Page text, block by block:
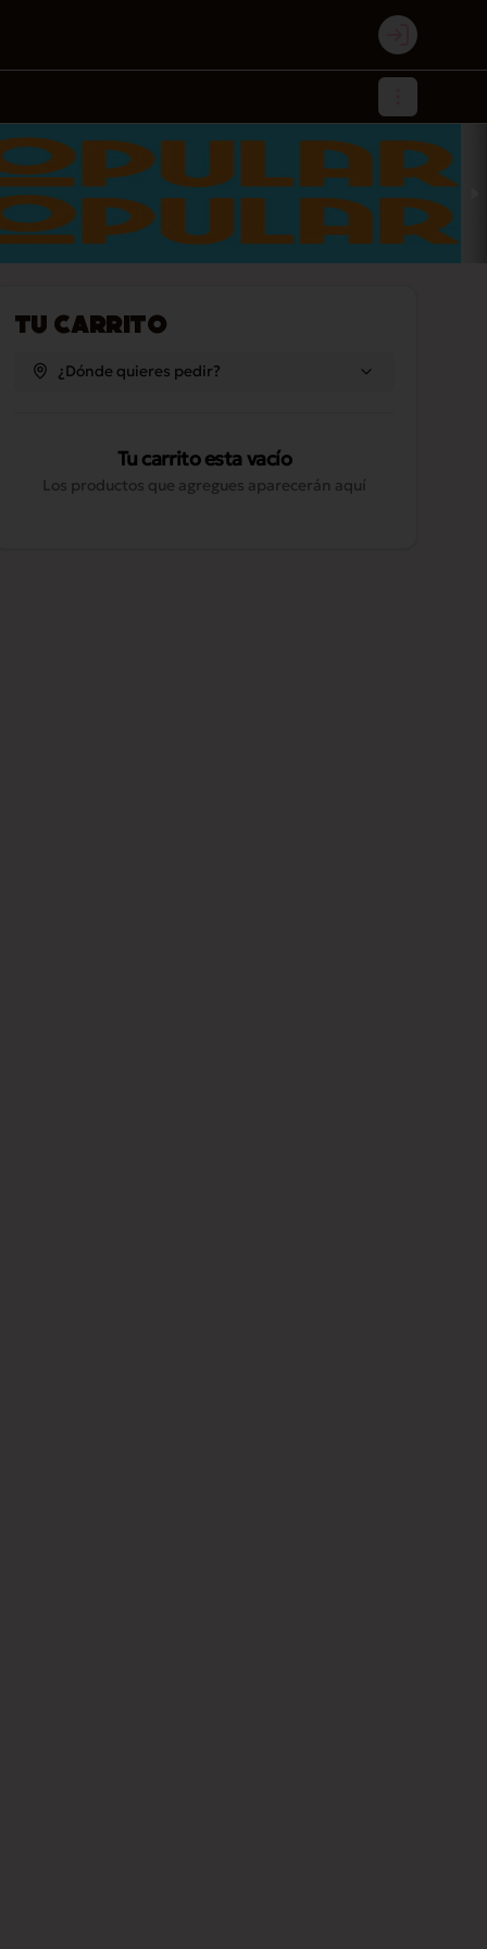
Login
Tu Carrito
¿Dónde quieres pedir?
Tu carrito esta vacío
Los productos que agregues aparecerán aquí